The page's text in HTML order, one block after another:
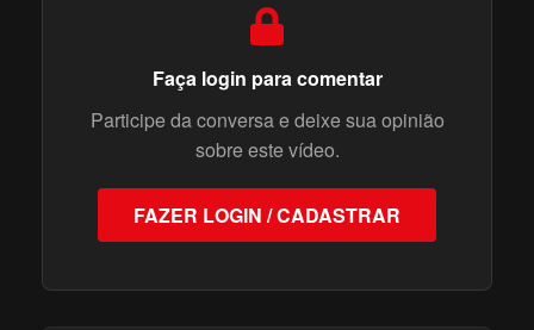
Faça login para comentar
Participe da conversa e deixe sua opinião
sobre este vídeo.
FAZER LOGIN / CADASTRAR